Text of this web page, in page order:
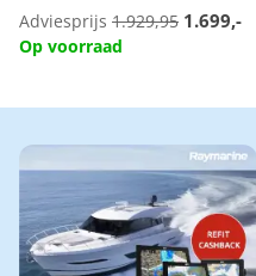
Adviesprijs 1.929,95 1.699,-
Op voorraad